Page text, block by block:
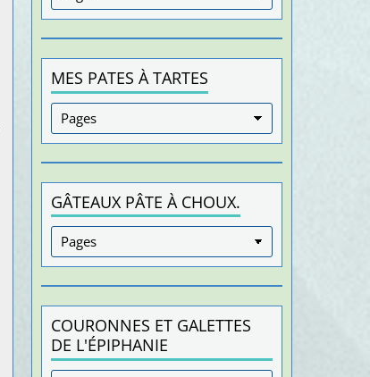
MES PATES À TARTES
GÂTEAUX PÂTE À CHOUX.
COURONNES ET GALETTES
DE L'ÉPIPHANIE